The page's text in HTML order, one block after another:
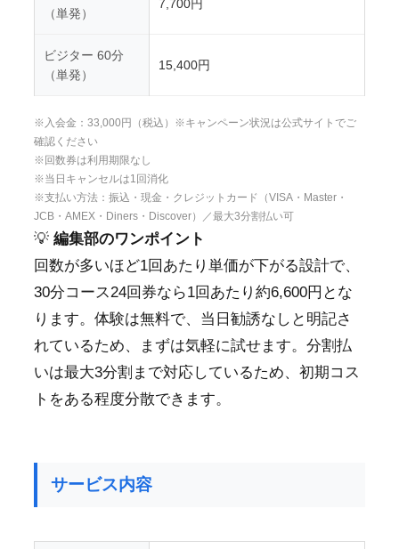
（単発）
7,700円
ビジター 60分
（単発）
15,400円
※入会金：33,000円（税込）※キャンペーン状況は公式サイトでご
確認ください
※回数券は利用期限なし
※当日キャンセルは1回消化
※支払い方法：振込・現金・クレジットカード（VISA・Master・
JCB・AMEX・Diners・Discover）／最大3分割払い可
💡 編集部のワンポイント
回数が多いほど1回あたり単価が下がる設計で、
30分コース24回券なら1回あたり約6,600円とな
ります。体験は無料で、当日勧誘なしと明記さ
れているため、まずは気軽に試せます。分割払
いは最大3分割まで対応しているため、初期コス
トをある程度分散できます。
サービス内容